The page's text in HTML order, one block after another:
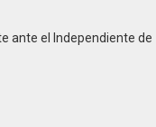
ante el Independiente de